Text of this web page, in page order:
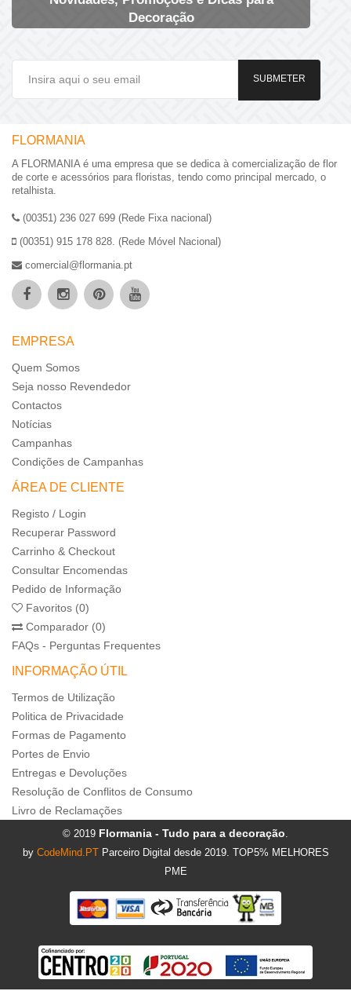
Decoração
SUBMETER
FLORMANIA
A FLORMANIA é uma empresa que se dedica à comercialização de flor
de corte e acessórios para floristas, tendo como principal mercado, o
retalhista.
(00351) 236 027 699 (Rede Fixa nacional)
(00351) 915 178 828. (Rede Móvel Nacional)
comercial@flormania.pt
EMPRESA
Quem Somos
Seja nosso Revendedor
Contactos
Notícias
Campanhas
Condições de Campanhas
ÁREA DE CLIENTE
Registo / Login
Recuperar Password
Carrinho & Checkout
Consultar Encomendas
Pedido de Informação
Favoritos (0)
Comparador (0)
FAQs - Perguntas Frequentes
INFORMAÇÃO ÚTIL
Termos de Utilização
Politica de Privacidade
Formas de Pagamento
Portes de Envio
Entregas e Devoluções
Resolução de Conflitos de Consumo
Livro de Reclamações
© 2019 Flormania - Tudo para a decoração.
by CodeMind.PT Parceiro Digital desde 2019. TOP5% MELHORES
PME